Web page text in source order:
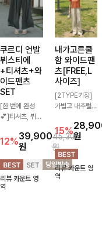
쿠르디 언발
뷔스티에
+티셔츠+와
이드팬츠
SET
[한 번에 완성
💕]티셔츠, 뷔스
한 번에 구성된
실속 있는 3피
스 세트 🖤 따로
또 같이 활용하
기 좋아 코디 걱
정 없이 데일리
12%39,900
원
45,300
원
리뷰 카운트 영
역
내가고른쿨
함 와이드팬
츠[FREE,L
사이즈]
[2TYPE기장]
가볍고 내추럴한
시즌 시원하게
즐기기 좋은 와
이드 팬츠! 허리
밴딩과 스트링
디테일로 편안한
착용감을 더했으
15%원
리뷰 카운트 영
역